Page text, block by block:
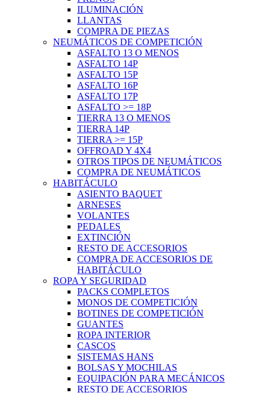
ILUMINACIÓN
LLANTAS
COMPRA DE PIEZAS
NEUMÁTICOS DE COMPETICIÓN
ASFALTO 13 O MENOS
ASFALTO 14P
ASFALTO 15P
ASFALTO 16P
ASFALTO 17P
ASFALTO >= 18P
TIERRA 13 O MENOS
TIERRA 14P
TIERRA >= 15P
OFFROAD Y 4X4
OTROS TIPOS DE NEUMÁTICOS
COMPRA DE NEUMÁTICOS
HABITÁCULO
ASIENTO BAQUET
ARNESES
VOLANTES
PEDALES
EXTINCIÓN
RESTO DE ACCESORIOS
COMPRA DE ACCESORIOS DE
HABITÁCULO
ROPA Y SEGURIDAD
PACKS COMPLETOS
MONOS DE COMPETICIÓN
BOTINES DE COMPETICIÓN
GUANTES
ROPA INTERIOR
CASCOS
SISTEMAS HANS
BOLSAS Y MOCHILAS
EQUIPACIÓN PARA MECÁNICOS
RESTO DE ACCESORIOS